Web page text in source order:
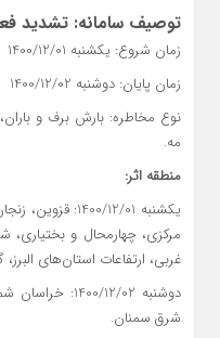
توصیف سامانه: تشدید
زمان شروع: یکشنبه 1400/12/01
زمان پایان: دوشنبه 1400/12/02
نوع مخاطره: بارش برف و
مه.
منطقه اثر:
یکشنبه 1400/12/
مرکزی، چهارمحال و
غربی، ارتفاعات استان‌های
دوشنبه 1400/
شرق سمنان.